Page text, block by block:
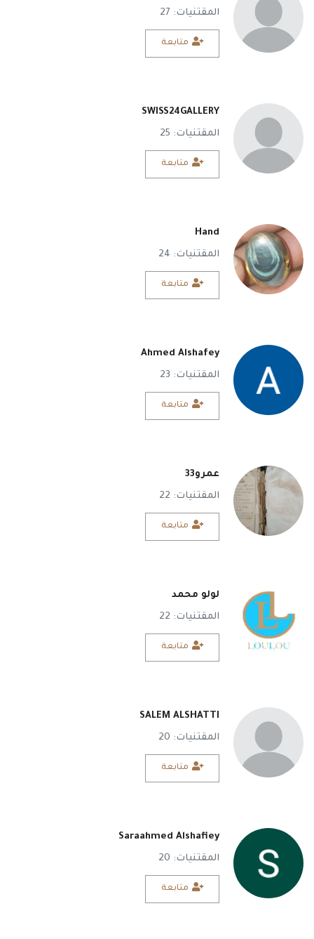
المقتنيات: 27
متابعة
SWISS24GALLERY
المقتنيات: 25
متابعة
Hand
المقتنيات: 24
متابعة
Ahmed Alshafey
المقتنيات: 23
متابعة
عمرو33
المقتنيات: 22
متابعة
لولو محمد
المقتنيات: 22
متابعة
SALEM ALSHATTI
المقتنيات: 20
متابعة
Saraahmed Alshafiey
المقتنيات: 20
متابعة